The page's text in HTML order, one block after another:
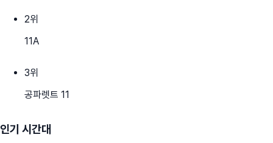
2위
11A
3위
공파렛트 11
인기 시간대